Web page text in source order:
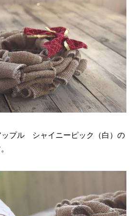
プル シャイニーピック（白）の